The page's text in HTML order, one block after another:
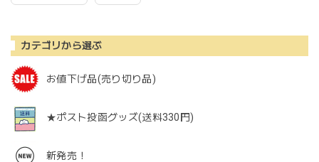
カテゴリから選ぶ
お値下げ品(売り切り品)
★ポスト投函グッズ(送料330円)
新発売！